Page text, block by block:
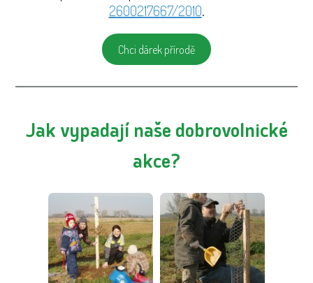
2600217667/2010.
Chci dárek přírodě
Jak vypadají naše dobrovolnické
akce?